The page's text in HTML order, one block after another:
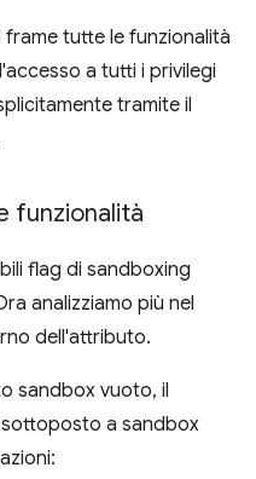
tutte le funzionalità
a tutti i privilegi
tramite il
funzionalità
flag di sandboxing
analizziamo più nel
dell'attributo.
sandbox vuoto, il
a sandbox